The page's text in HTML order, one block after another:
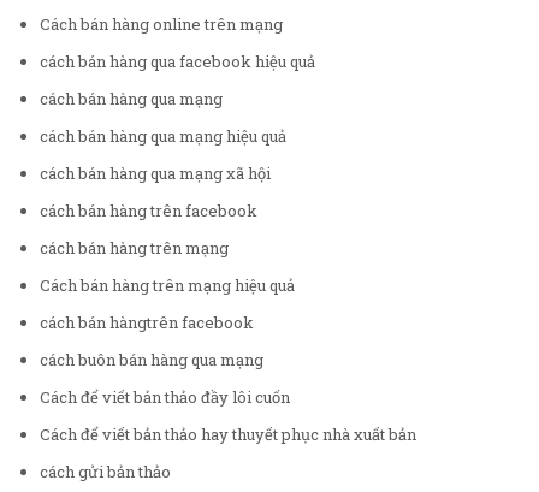
Cách bán hàng online trên mạng
cách bán hàng qua facebook hiệu quả
cách bán hàng qua mạng
cách bán hàng qua mạng hiệu quả
cách bán hàng qua mạng xã hội
cách bán hàng trên facebook
cách bán hàng trên mạng
Cách bán hàng trên mạng hiệu quả
cách bán hàngtrên facebook
cách buôn bán hàng qua mạng
Cách để viết bản thảo đầy lôi cuốn
Cách để viết bản thảo hay thuyết phục nhà xuất bản
cách gửi bản thảo